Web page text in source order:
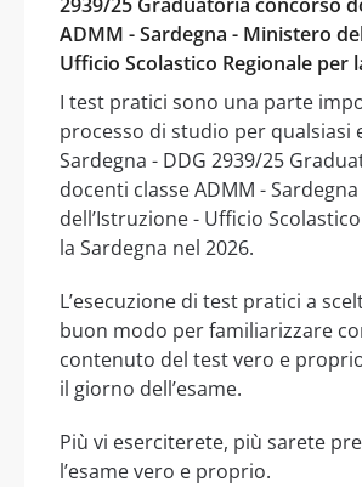
ADMM - Sardegna - Ministero
Ufficio Scolastico Regionale per
I test pratici sono una parte
processo di studio per qualsiasi
Sardegna - DDG 2939/25
docenti classe ADMM -
dell’Istruzione - Ufficio
la Sardegna nel 2026.
L’esecuzione di test pratici a
buon modo per familiarizzare
contenuto del test vero e
il giorno dell’esame.
Più vi eserciterete, più sarete
l’esame vero e proprio.